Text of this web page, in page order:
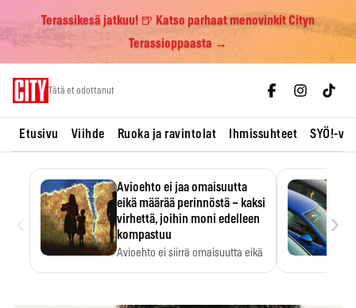
Terassikesä jatkuu! 🍺 Katso parhaat menovinkit Cityn
Terassioppaasta →
Tätä et odottanut
Etusivu Viihde Ruoka ja ravintolat Ihmissuhteet SYÖ!-
Avioehto ei jaa omaisuutta
eikä määrää perinnöstä – kaksi
virhettä, joihin moni edelleen
kompastuu
Avioehto ei siirrä omaisuutta eikä
›